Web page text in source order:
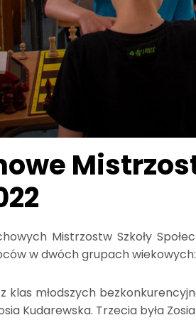
Mistrzostw Szkoły
w dwóch grupach
klas młodszych
Kudarewska. Trzecia była